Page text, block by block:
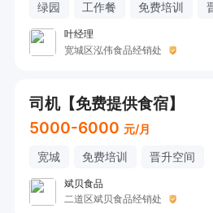
绿园 工作餐 免费培训
叶经理
宽城区泓伟食品经销处
司机【免费提供食宿】
5000-6000 元/月
宽城 免费培训 晋升空间
斌贝食品
二道区斌贝食品经销处